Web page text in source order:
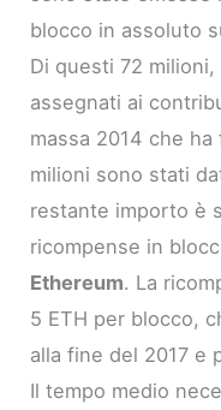
blocco in assoluto
Di questi 72
assegnati ai
massa 2014 che
milioni sono stati
restante importo è
ricompense in
Ethereum. La
5 ETH per blocco,
alla fine del 2017 e
Il tempo medio